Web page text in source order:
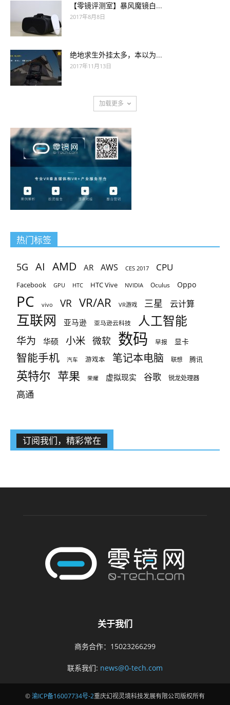
【零镜评测室】暴风魔镜白...
2017年8月8日
绝地求生外挂太多，本以为...
2017年11月13日
加载更多
热门标签
5G AI AMD AR AWS CES 2017 CPU
Facebook GPU HTC HTC Vive NVIDIA Oculus Oppo
PC vivo VR VR/AR VR游戏 三星 云计算
互联网 亚马逊 亚马逊云科技 人工智能
华为 华硕 小米 微软 数码 早报 显卡
智能手机 汽车 游戏本 笔记本电脑 联想 腾讯
英特尔 苹果 荣耀 虚拟现实 谷歌 锐龙处理器
高通
订阅我们，精彩常在
关于我们
商务合作：15023266299
联系我们: news@0-tech.com
©渝ICP备16007734号-2重庆幻视灵境科技发展有限公司版权所有